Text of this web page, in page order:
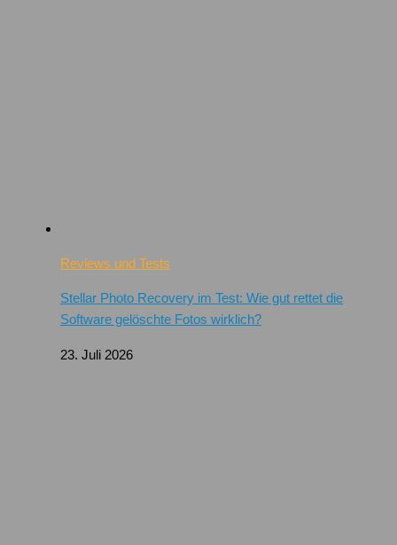
Reviews und Tests
Stellar Photo Recovery im Test: Wie gut rettet die
Software gelöschte Fotos wirklich?
23. Juli 2026